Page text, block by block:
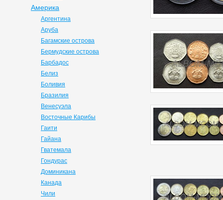
Америка
Аргентина
Аруба
Багамские острова
Бермудские острова
Барбадос
Белиз
Боливия
Бразилия
Венесуэла
Восточные Карибы
Гаити
Гайана
Гватемала
Гондурас
Доминикана
Канада
Чили